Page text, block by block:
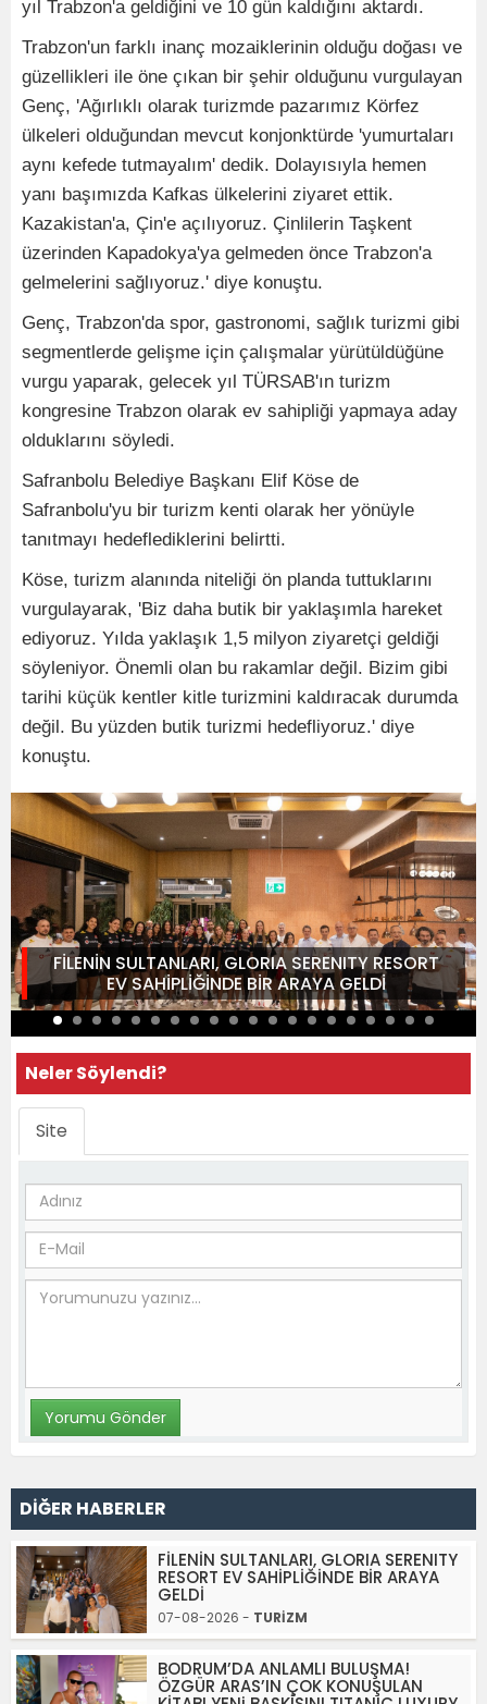
yıl Trabzon'a geldiğini ve 10 gün kaldığını aktardı.
Trabzon'un farklı inanç mozaiklerinin olduğu doğası ve
güzellikleri ile öne çıkan bir şehir olduğunu vurgulayan
Genç, 'Ağırlıklı olarak turizmde pazarımız Körfez
ülkeleri olduğundan mevcut konjonktürde 'yumurtaları
aynı kefede tutmayalım' dedik. Dolayısıyla hemen
yanı başımızda Kafkas ülkelerini ziyaret ettik.
Kazakistan'a, Çin'e açılıyoruz. Çinlilerin Taşkent
üzerinden Kapadokya'ya gelmeden önce Trabzon'a
gelmelerini sağlıyoruz.' diye konuştu.
Genç, Trabzon'da spor, gastronomi, sağlık turizmi gibi
segmentlerde gelişme için çalışmalar yürütüldüğüne
vurgu yaparak, gelecek yıl TÜRSAB'ın turizm
kongresine Trabzon olarak ev sahipliği yapmaya aday
olduklarını söyledi.
Safranbolu Belediye Başkanı Elif Köse de
Safranbolu'yu bir turizm kenti olarak her yönüyle
tanıtmayı hedeflediklerini belirtti.
Köse, turizm alanında niteliği ön planda tuttuklarını
vurgulayarak, 'Biz daha butik bir yaklaşımla hareket
ediyoruz. Yılda yaklaşık 1,5 milyon ziyaretçi geldiği
söyleniyor. Önemli olan bu rakamlar değil. Bizim gibi
tarihi küçük kentler kitle turizmini kaldıracak durumda
değil. Bu yüzden butik turizmi hedefliyoruz.' diye
konuştu.
FİLENİN SULTANLARI, GLORIA SERENITY RESORT
EV SAHİPLİĞİNDE BİR ARAYA GELDİ
Neler Söylendi?
Site
DİĞER HABERLER
FİLENİN SULTANLARI, GLORIA SERENITY
RESORT EV SAHİPLİĞİNDE BİR ARAYA
GELDİ
07-08-2026 - TURİZM
BODRUM’DA ANLAMLI BULUŞMA!
ÖZGÜR ARAS’IN ÇOK KONUŞULAN